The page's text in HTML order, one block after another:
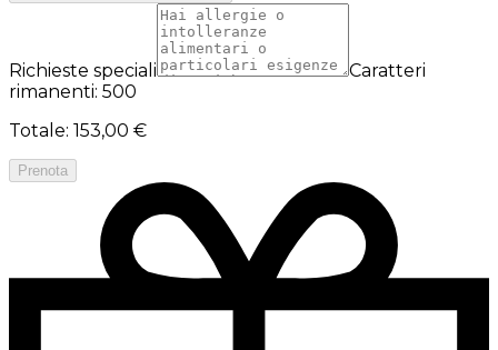
Richieste speciali
Caratteri
rimanenti: 500
Totale: 153,00 €
Prenota